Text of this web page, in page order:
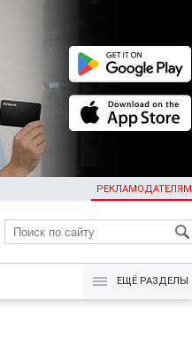
РЕКЛАМОДАТЕЛЯМ
KG
ЕЩЁ РАЗДЕЛЫ